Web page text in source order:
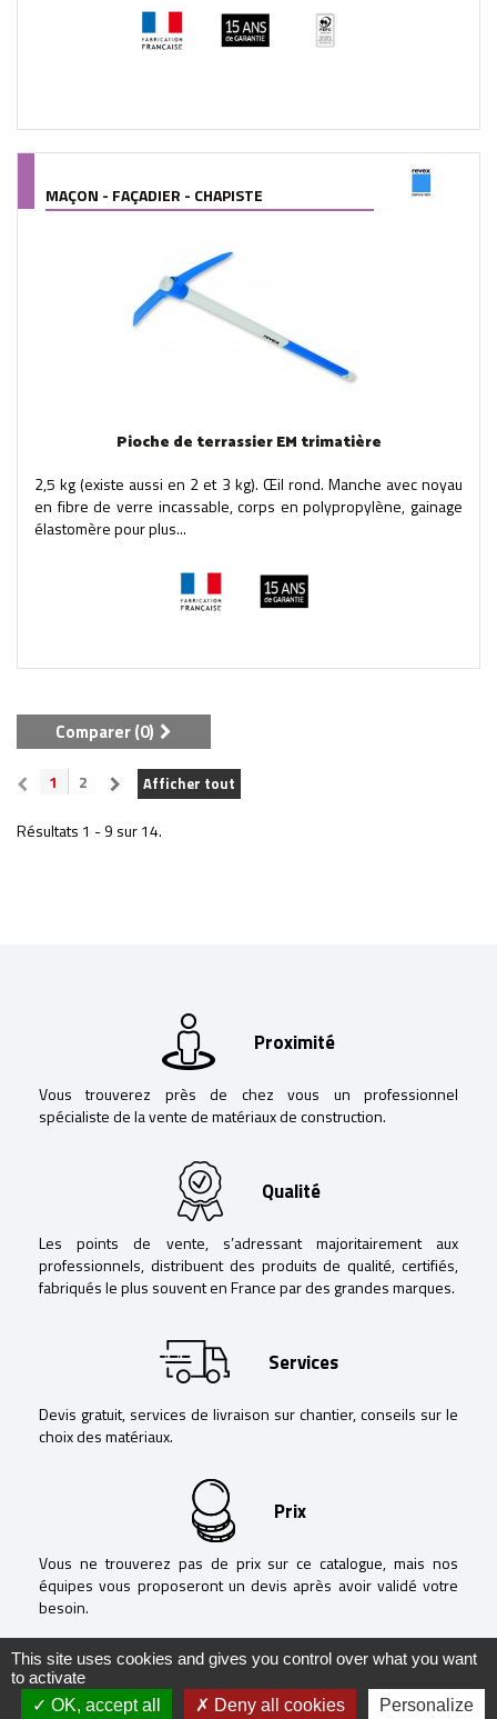
MAÇON - FAÇADIER - CHAPISTE
Pioche de terrassier EM trimatière
2,5 kg (existe aussi en 2 et 3 kg). Œil rond. Manche avec noyau
en fibre de verre incassable, corps en polypropylène, gainage
élastomère pour plus...
Comparer (0)
Afficher tout
1 2
Résultats 1 - 9 sur 14.
Proximité
Vous trouverez près de chez vous un professionnel
spécialiste de la vente de matériaux de construction.
Qualité
Les points de vente, s’adressant majoritairement aux
professionnels, distribuent des produits de qualité, certifiés,
fabriqués le plus souvent en France par des grandes marques.
Services
Devis gratuit, services de livraison sur chantier, conseils sur le
choix des matériaux.
Prix
Vous ne trouverez pas de prix sur ce catalogue, mais nos
équipes vous proposeront un devis après avoir validé votre
besoin.
This site uses cookies and gives you control over what you want
to activate
OK, accept all
Deny all cookies Personalize